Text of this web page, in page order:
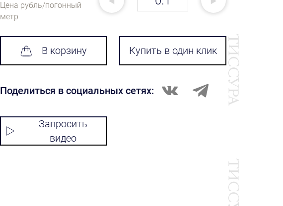
Цена рубль/погонный
метр
В корзину Купить в один клик
Поделиться в социальных сетях:
Запросить
видео